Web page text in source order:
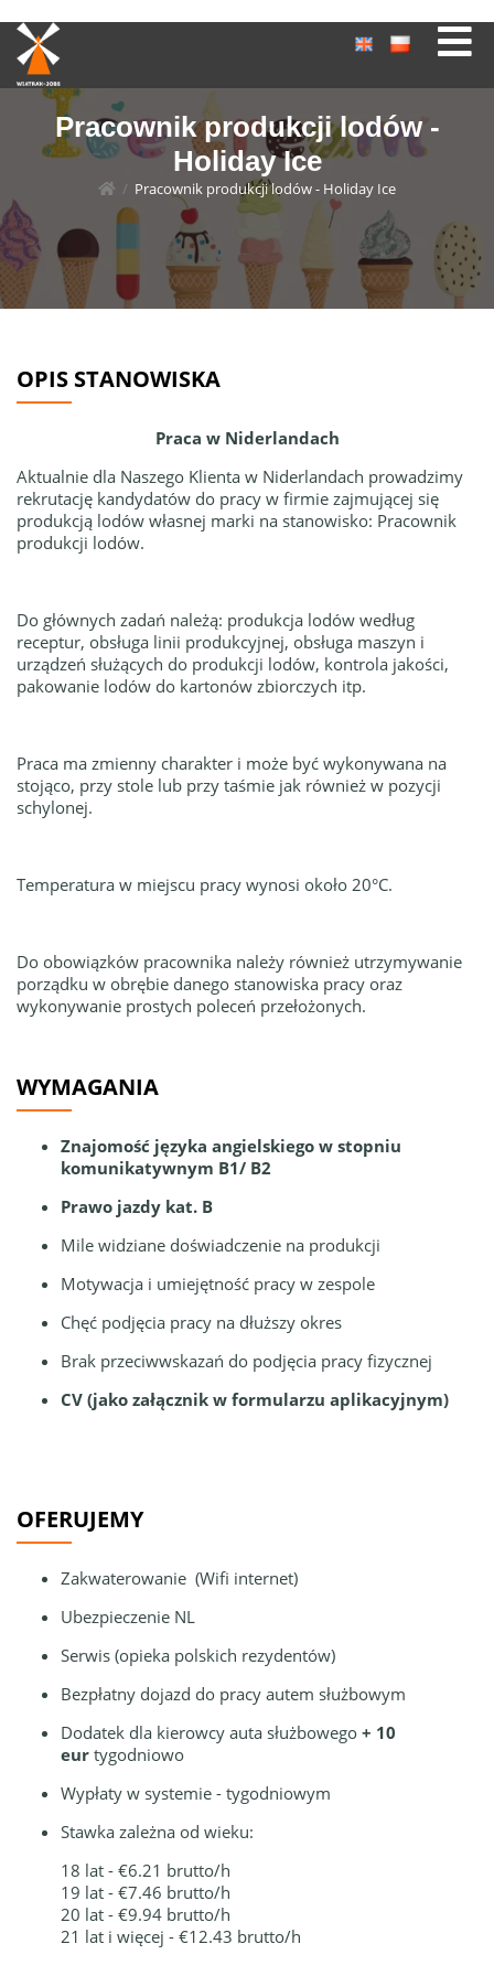
Pracownik produkcji lodów -
Holiday Ice
/ Pracownik produkcji lodów - Holiday Ice
OPIS STANOWISKA
Praca w Niderlandach
Aktualnie dla Naszego Klienta w Niderlandach prowadzimy
rekrutację kandydatów do pracy w firmie zajmującej się
produkcją lodów własnej marki na stanowisko: Pracownik
produkcji lodów.
Do głównych zadań należą: produkcja lodów według
receptur, obsługa linii produkcyjnej, obsługa maszyn i
urządzeń służących do produkcji lodów, kontrola jakości,
pakowanie lodów do kartonów zbiorczych itp.
Praca ma zmienny charakter i może być wykonywana na
stojąco, przy stole lub przy taśmie jak również w pozycji
schylonej.
Temperatura w miejscu pracy wynosi około 20°C.
Do obowiązków pracownika należy również utrzymywanie
porządku w obrębie danego stanowiska pracy oraz
wykonywanie prostych poleceń przełożonych.
WYMAGANIA
Znajomość języka angielskiego w stopniu
komunikatywnym B1/ B2
Prawo jazdy kat. B
Mile widziane doświadczenie na produkcji
Motywacja i umiejętność pracy w zespole
Chęć podjęcia pracy na dłuższy okres
Brak przeciwwskazań do podjęcia pracy fizycznej
CV (jako załącznik w formularzu aplikacyjnym)
OFERUJEMY
Zakwaterowanie (Wifi internet)
Ubezpieczenie NL
Serwis (opieka polskich rezydentów)
Bezpłatny dojazd do pracy autem służbowym
Dodatek dla kierowcy auta służbowego + 10
eur tygodniowo
Wypłaty w systemie - tygodniowym
Stawka zależna od wieku:
18 lat - €6.21 brutto/h
19 lat - €7.46 brutto/h
20 lat - €9.94 brutto/h
21 lat i więcej - €12.43 brutto/h